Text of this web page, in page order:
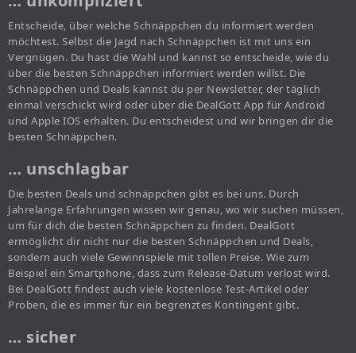
Entscheide, über welche Schnäppchen du informiert werden
möchtest. Selbst die Jagd nach Schnäppchen ist mit uns ein
Vergnügen. Du hast die Wahl und kannst so entscheide, wie du
über die besten Schnäppchen informiert werden willst. Die
Schnäppchen und Deals kannst du per Newsletter, der täglich
einmal verschickt wird oder über die DealGott App für Android
und Apple IOS erhalten. Du entscheidest und wir bringen dir die
besten Schnäppchen.
… unschlagbar
Die besten Deals und schnäppchen gibt es bei uns. Durch
Jahrelange Erfahrungen wissen wir genau, wo wir suchen müssen,
um für dich die besten Schnäppchen zu finden. DealGott
ermöglicht dir nicht nur die besten Schnäppchen und Deals,
sondern auch viele Gewinnspiele mit tollen Preise. Wie zum
Beispiel ein Smartphone, dass zum Release-Datum verlost wird.
Bei DealGott findest auch viele kostenlose Test-Artikel oder
Proben, die es immer für ein begrenztes Kontingent gibt.
… sicher